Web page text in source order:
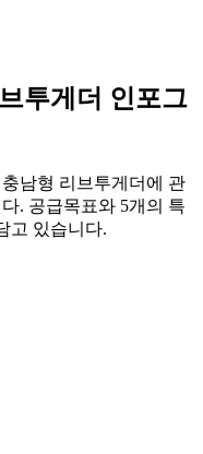
투게더 인포그
남형 리브투게더에 관
. 공급목표와 5개의 특
고 있습니다.